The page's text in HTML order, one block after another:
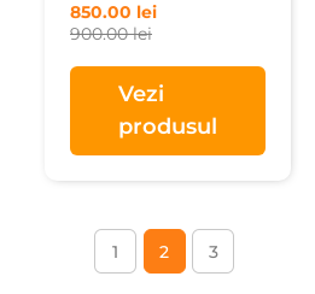
900.00lei
850.00 lei
Vezi
produsul
1 2 3